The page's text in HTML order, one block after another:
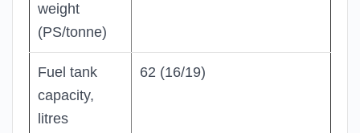
weight
(PS/tonne)
Fuel tank
capacity,
litres
62 (16/19)